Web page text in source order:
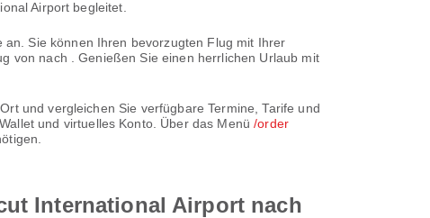
Airport begleitet.
Sie können Ihren bevorzugten Flug mit Ihrer
von nach . Genießen Sie einen herrlichen Urlaub mit
und vergleichen Sie verfügbare Termine, Tarife und
und virtuelles Konto. Über das Menü/order
International Airport nach